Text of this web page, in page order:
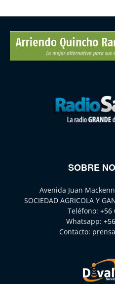
SOBRE
Avenida Juan
SOCIEDAD AGRICOLA Y
Teléfono: +56
Whatsapp:
Contacto: